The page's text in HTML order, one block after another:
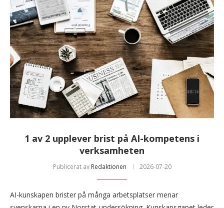
1 av 2 upplever brist på AI-kompetens i
verksamheten
Publicerat av Redaktionen 2026-07-20
AI-kunskapen brister på många arbetsplatser menar